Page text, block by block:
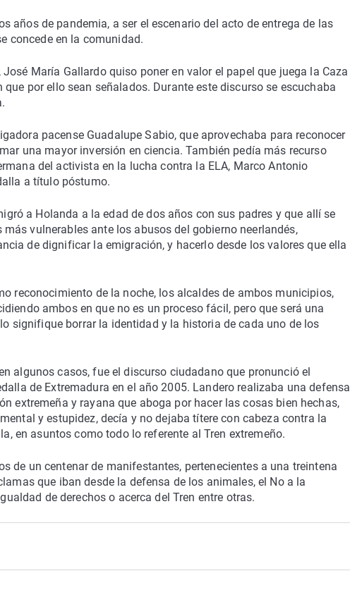
años de pandemia, a ser el escenario del acto de entrega de las
concede en la comunidad.
María Gallardo quiso poner en valor el papel que juega la Caza
por ello sean señalados. Durante este discurso se escuchaba
pacense Guadalupe Sabio, que aprovechaba para reconocer
una mayor inversión en ciencia. También pedía más recurso
del activista en la lucha contra la ELA, Marco Antonio
a título póstumo.
a Holanda a la edad de dos años con sus padres y que allí se
vulnerables ante los abusos del gobierno neerlandés,
de dignificar la emigración, y hacerlo desde los valores que ella
reconocimiento de la noche, los alcaldes de ambos municipios,
ambos en que no es un proceso fácil, pero que será una
signifique borrar la identidad y la historia de cada uno de los
algunos casos, fue el discurso ciudadano que pronunció el
de Extremadura en el año 2005. Landero realizaba una defensa
extremeña y rayana que aboga por hacer las cosas bien hechas,
y estupidez, decía y no dejaba títere con cabeza contra la
en asuntos como todo lo referente al Tren extremeño.
de un centenar de manifestantes, pertenecientes a una treintena
que iban desde la defensa de los animales, el No a la
de derechos o acerca del Tren entre otras.